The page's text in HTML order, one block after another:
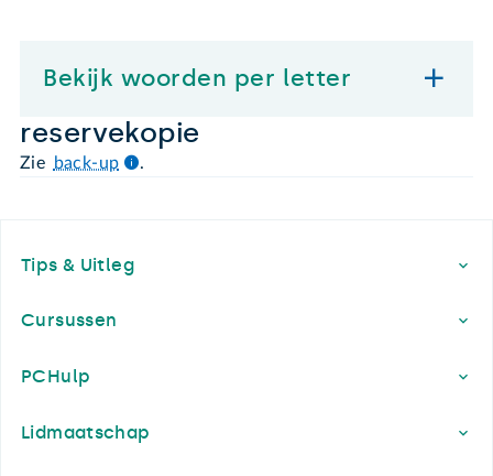
Bekijk woorden per letter
reservekopie
Zie back-up .
Tips & Uitleg
Cursussen
PCHulp
Lidmaatschap